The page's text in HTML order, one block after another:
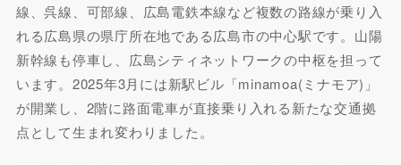
線、呉線、可部線、広島電鉄本線など複数の路線が乗り入
れる広島県の県庁所在地である広島市の中心駅です。山陽
新幹線も停車し、広島シティネットワークの中枢を担って
います。2025年3月には新駅ビル「minamoa(ミナモア)」
が開業し、2階に路面電車が直接乗り入れる新たな交通拠
点として生まれ変わりました。